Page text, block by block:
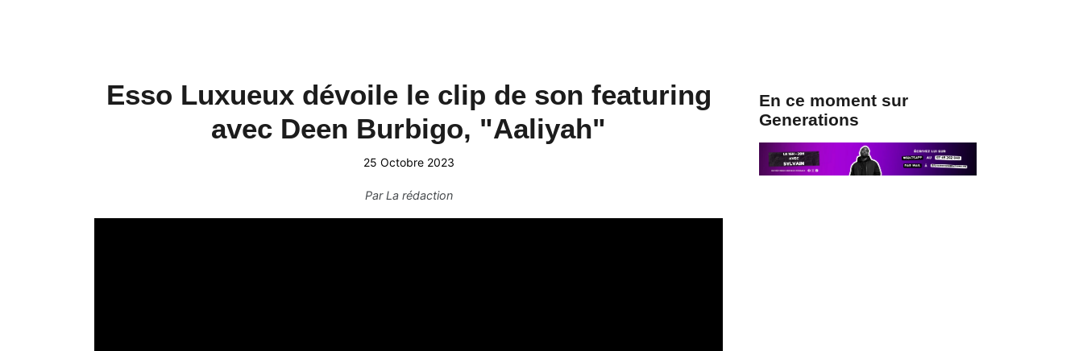
Esso Luxueux dévoile le clip de son featuring
avec Deen Burbigo, "Aaliyah"
25 Octobre 2023
ParLa rédaction
En ce moment sur
Generations